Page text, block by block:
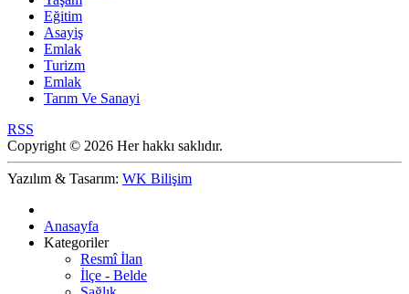
Eğitim
Asayiş
Emlak
Turizm
Emlak
Tarım Ve Sanayi
RSS
Copyright © 2026 Her hakkı saklıdır.
Yazılım & Tasarım: WK Bilişim
Anasayfa
Kategoriler
Resmî İlan
İlçe - Belde